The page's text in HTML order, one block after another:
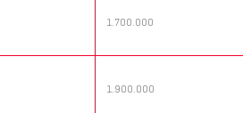
1.700.000
1.900.000